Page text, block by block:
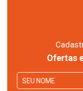
Ofertas